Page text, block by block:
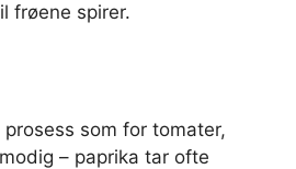
frøene spirer.
prosess som for tomater,
– paprika tar ofte